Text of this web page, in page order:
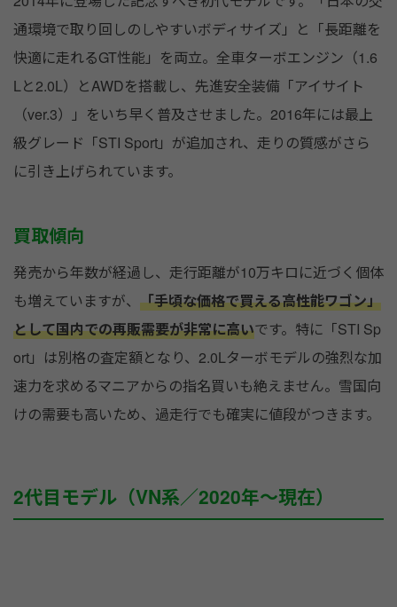
通環境で取り回しのしやすいボディサイズ」と「長距離を
快適に走れるGT性能」を両立。全車ターボエンジン（1.6
Lと2.0L）とAWDを搭載し、先進安全装備「アイサイト
（ver.3）」をいち早く普及させました。2016年には最上
級グレード「STI Sport」が追加され、走りの質感がさら
に引き上げられています。
買取傾向
発売から年数が経過し、走行距離が10万キロに近づく個体
も増えていますが、 「手頃な価格で買える高性能ワゴン」
として国内での再販需要が非常に高いです。特に「STI Sp
ort」は別格の査定額となり、2.0Lターボモデルの強烈な加
速力を求めるマニアからの指名買いも絶えません。雪国向
けの需要も高いため、過走行でも確実に値段がつきます。
2代目モデル（VN系／2020年〜現在）